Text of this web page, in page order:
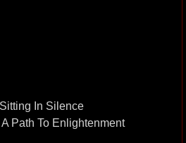
In Silence
Path To Enlightenment